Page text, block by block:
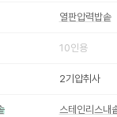
열판압력밥솥
10인용
2기압취사
스테인리스내